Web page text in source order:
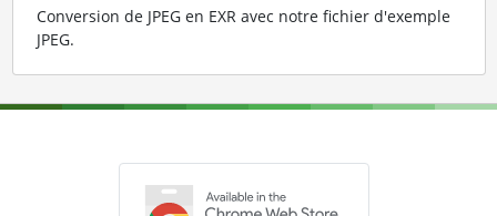
Conversion de JPEG en EXR avec notre fichier d'exemple
JPEG.